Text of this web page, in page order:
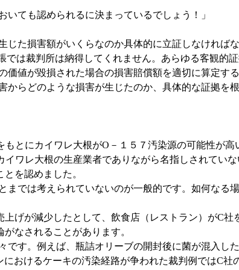
ても認められるに決まっているでしょう！」
じた損害額がいくらなのか具体的に立証しなければ
は裁判所は納得してくれません。あらゆる客観的
値が毀損された場合の損害賠償額を適切に算定す
らどのような損害が生じたのか、具体的な証拠を
もとにカイワレ大根がO －１５７汚染源の可能性が
ワレ大根の生産業者でありながら名指しされていな
を認めました。
では考えられていないのが一般的です。如何なる
げが減少したとして、飲食店（レストラン）がC社
なされることがあります。
す。例えば、瓶詰オリーブの開封後に菌が混入し
おけるケーキの汚染経路が争われた裁判例ではC社